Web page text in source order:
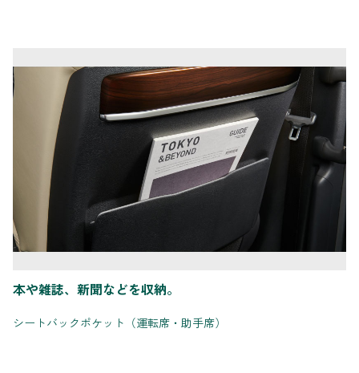
本や雑誌、新聞などを収納。
シートバックポケット（運転席・助手席）